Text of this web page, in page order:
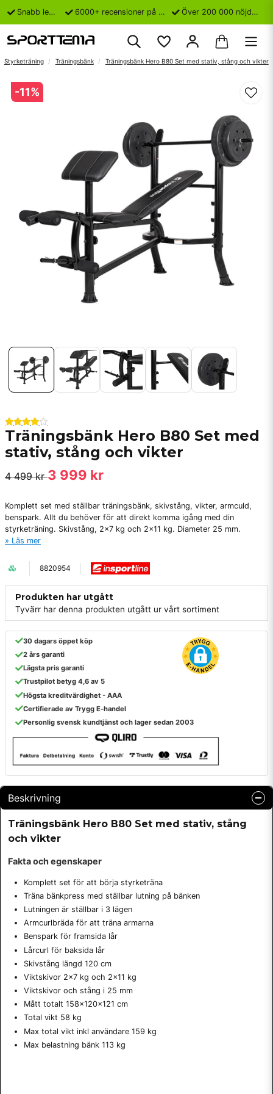
Snabb leverans 6000+ recensioner på Trustpilot Över 200 000 nöjda kunder
Styrketräning Träningsbänk Träningsbänk Hero B80 Set med stativ, stång och vikter
-11%
Träningsbänk Hero B80 Set med
stativ, stång och vikter
4 499 kr3 999 kr
Komplett set med ställbar träningsbänk, skivstång, vikter, armculd,
benspark. Allt du behöver för att direkt komma igång med din
styrketräning. Skivstång, 2x7 kg och 2x11 kg. Diameter 25 mm.
Läs mer
8820954
Produkten har utgått
Tyvärr har denna produkten utgått ur vårt sortiment
30 dagars öppet köp
2 års garanti
Lägsta pris garanti
Trustpilot betyg 4,6 av 5
Högsta kreditvärdighet - AAA
Certifierade av Trygg E-handel
Personlig svensk kundtjänst och lager sedan 2003
Beskrivning
Träningsbänk Hero B80 Set med stativ, stång
och vikter
Fakta och egenskaper
Komplett set för att börja styrketräna
Träna bänkpress med ställbar lutning på bänken
Lutningen är ställbar i 3 lägen
Armcurlbräda för att träna armarna
Benspark för framsida lår
Lårcurl för baksida lår
Skivstång längd 120 cm
Viktskivor 2x7 kg och 2x11 kg
Viktskivor och stång i 25 mm
Mått totalt 158x120x121 cm
Total vikt 58 kg
Max total vikt inkl användare 159 kg
Max belastning bänk 113 kg